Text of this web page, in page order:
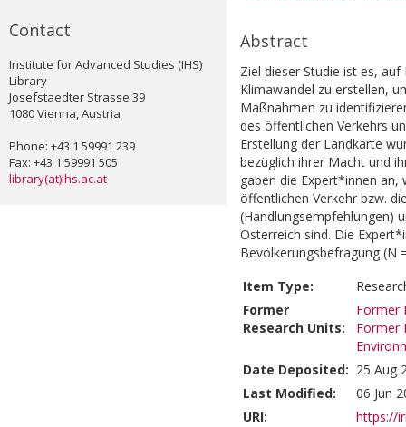
Contact
Institute for Advanced Studies (IHS)
Library
Josefstaedter Strasse 39
1080 Vienna, Austria
Phone: +43 1 59991 239
Fax: +43 1 59991 505
library(at)ihs.ac.at
Abstract
Ziel dieser Studie ist es,
Klimawandel zu erstellen,
Maßnahmen zu
des öffentlichen Verkehrs
Erstellung der Landkarte
bezüglich ihrer Macht und
gaben die Expert*innen
öffentlichen Verkehr bzw.
(Handlungsempfehlungen)
Österreich sind. Die
Bevölkerungsbefragung (N
Item Type:
Former
Research Units:
Former
Former
Date Deposited: 25 Aug
Last Modified:
06 Jun
URI:
https://